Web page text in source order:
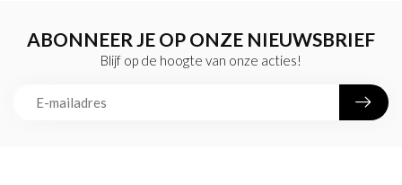
ABONNEER JE OP ONZE NIEUWSBRIEF
Blijf op de hoogte van onze acties!